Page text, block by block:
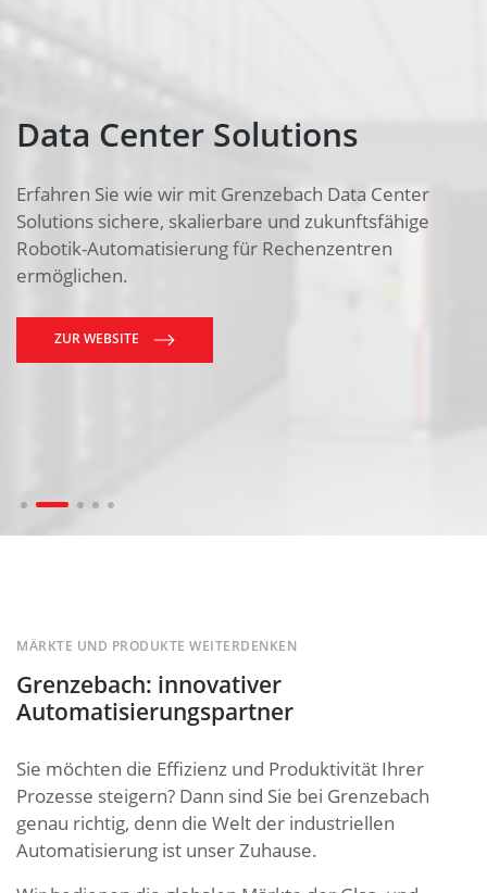
Data Center Solutions
Erfahren Sie wie wir mit Grenzebach Data Center
Solutions sichere, skalierbare und zukunftsfähige
Robotik-Automatisierung für Rechenzentren
ermöglichen.
ZUR WEBSITE
Grenzebach: innovativer
Automatisierungspartner
MÄRKTE UND PRODUKTE WEITERDENKEN
Sie möchten die Effizienz und Produktivität Ihrer
Prozesse steigern? Dann sind Sie bei Grenzebach
genau richtig, denn die Welt der industriellen
Automatisierung ist unser Zuhause.